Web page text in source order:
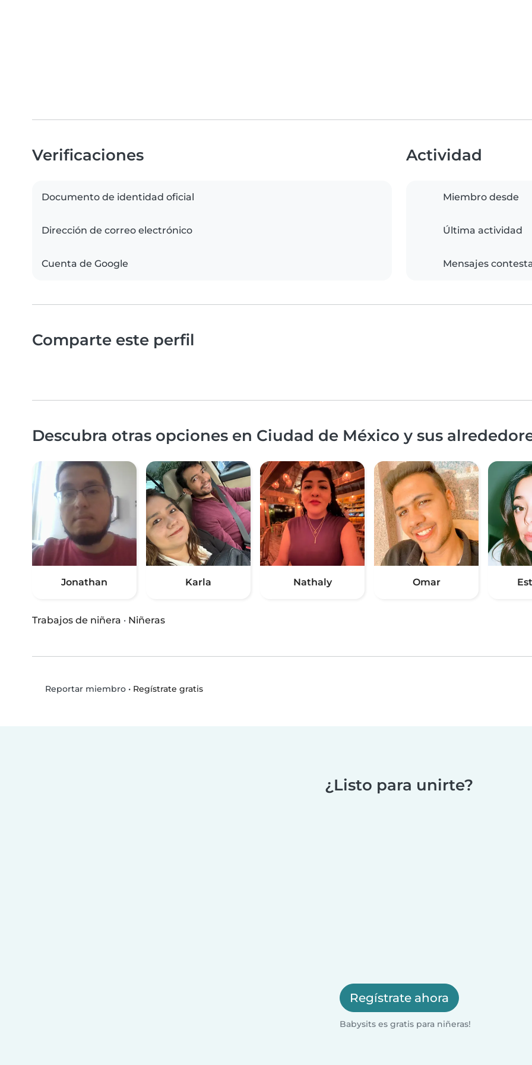
Verificaciones
Documento de identidad oficial
Dirección de correo electrónico
Cuenta de Google
Actividad
Miembro desde
Última actividad
Mensajes
Comparte este perfil
Descubra otras opciones en Ciudad de México y sus
Jonathan Karla Nathaly Omar
Trabajos de niñera · Niñeras
Reportar miembro• Regístrate gratis
¿Listo para unirte?
Regístrate ahora
Babysits es gratis para niñeras!